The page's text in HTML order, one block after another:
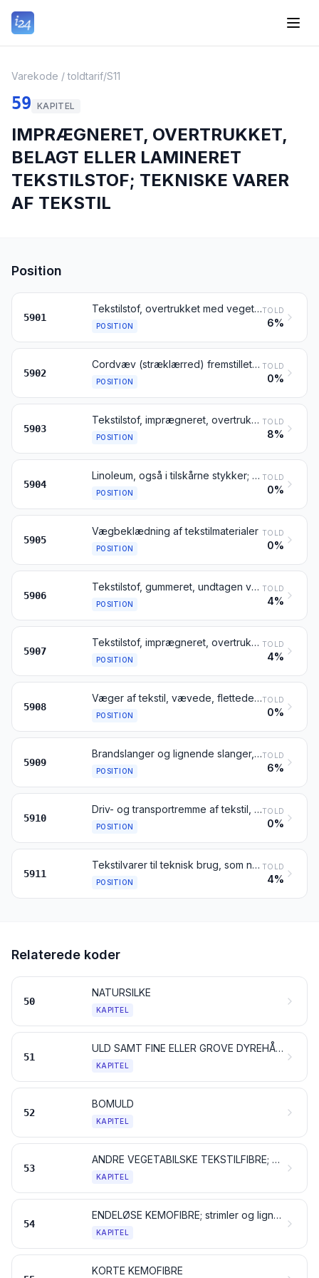
Varekode / toldtarif/S11
59 KAPITEL
IMPRÆGNERET, OVERTRUKKET,
BELAGT ELLER LAMINERET
TEKSTILSTOF; TEKNISKE VARER
AF TEKSTIL
Position
5901
Tekstilstof, overtrukket med vegetabilske carbohydratgummier eller stivelsesholdige substanser, af den art der anvendes til fremstilling af bogbind, etuier mv.; kalkerlærred; præpareret malerlærred; buckram og lignende stivede tekstilstoffer, af den art der anvendes til fremstilling af hatte
POSITION
TOLD
6%
5902
Cordvæv (stræklærred) fremstillet af garn med høj styrke, af nylon eller andre polyamider, polyestere eller viskose
POSITION
TOLD
0%
5903
Tekstilstof, imprægneret, overtrukket, belagt eller lamineret med plast, undtagen varer henhørende under pos. 5902
POSITION
TOLD
8%
5904
Linoleum, også i tilskårne stykker; gulvbelægningsmaterialer bestående af tekstilunderlag med overtræk eller belægning, også i tilskårne stykker
POSITION
TOLD
0%
5905
Vægbeklædning af tekstilmaterialer
POSITION
TOLD
0%
5906
Tekstilstof, gummeret, undtagen varer henhørende under pos. 5902
POSITION
TOLD
4%
5907
Tekstilstof, imprægneret, overtrukket eller belagt på anden måde; malede teaterkulisser, malede atelierbagtæpper og lign.
POSITION
TOLD
4%
5908
Væger af tekstil, vævede, flettede eller strikkede, til lamper, ovne, gastændere, lys og lign.; glødenet og glødestrømper samt rørformede emner til fremstilling deraf, også imprægnerede
POSITION
TOLD
0%
5909
Brandslanger og lignende slanger, af tekstil, også med foring, armering og armaturer af andre materialer
POSITION
TOLD
6%
5910
Driv- og transportremme af tekstil, også imprægneret, overtrukket, belagt eller lamineret med plast eller forstærket med metal eller andet materiale
POSITION
TOLD
0%
5911
Tekstilvarer til teknisk brug, som nævnt i bestemmelse 8 til dette kapitel
POSITION
TOLD
4%
Relaterede koder
50
NATURSILKE
KAPITEL
51
ULD SAMT FINE ELLER GROVE DYREHÅR; GARN OG VÆVET STOF AF HESTEHÅR
KAPITEL
52
BOMULD
KAPITEL
53
ANDRE VEGETABILSKE TEKSTILFIBRE; PAPIRGARN OG VÆVET STOF AF PAPIRGARN
KAPITEL
54
ENDELØSE KEMOFIBRE; strimler og lignende af endeløse kemofibre
KAPITEL
KORTE KEMOFIBRE